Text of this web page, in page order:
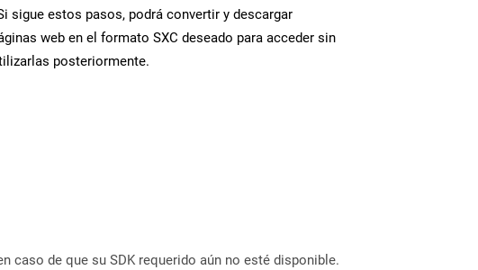
sigue estos pasos, podrá convertir y descargar
web en el formato SXC deseado para acceder sin
posteriormente.
caso de que su SDK requerido aún no esté disponible.